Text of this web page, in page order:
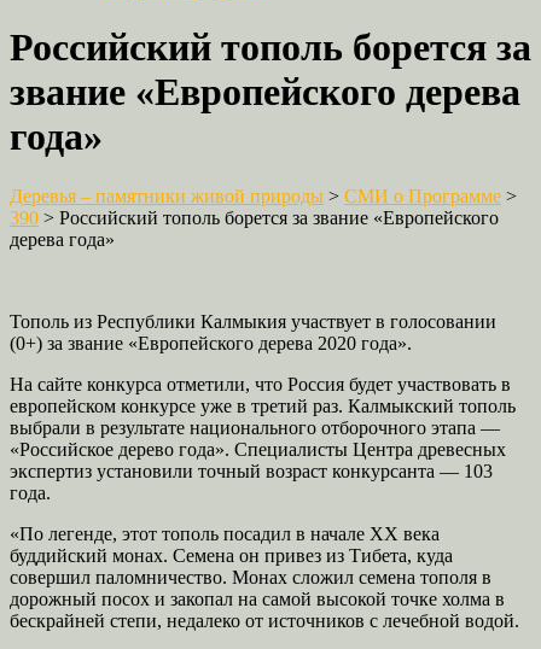
Российский тополь борется за
звание «Европейского дерева
года»
Деревья – памятники живой природы > СМИ о Программе >
390 > Российский тополь борется за звание «Европейского
дерева года»
Тополь из Республики Калмыкия участвует в голосовании
(0+) за звание «Европейского дерева 2020 года».
На сайте конкурса отметили, что Россия будет участвовать в
европейском конкурсе уже в третий раз. Калмыкский тополь
выбрали в результате национального отборочного этапа —
«Российское дерево года». Специалисты Центра древесных
экспертиз установили точный возраст конкурсанта — 103
года.
«По легенде, этот тополь посадил в начале XX века
буддийский монах. Семена он привез из Тибета, куда
совершил паломничество. Монах сложил семена тополя в
дорожный посох и закопал на самой высокой точке холма в
бескрайней степи, недалеко от источников с лечебной водой.